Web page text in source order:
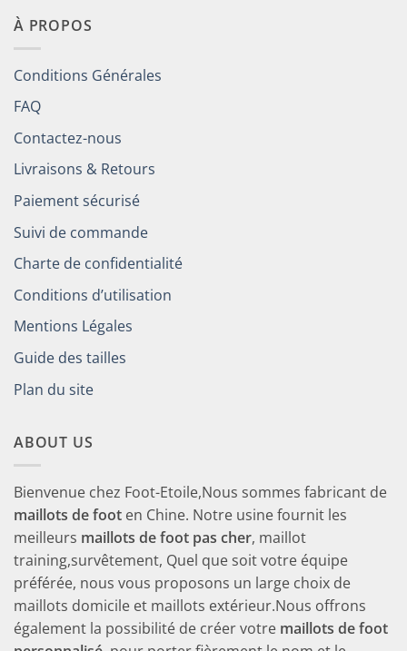
À PROPOS
Conditions Générales
FAQ
Contactez-nous
Livraisons & Retours
Paiement sécurisé
Suivi de commande
Charte de confidentialité
Conditions d’utilisation
Mentions Légales
Guide des tailles
Plan du site
ABOUT US
Bienvenue chez Foot-Etoile,Nous sommes fabricant de
maillots de foot en Chine. Notre usine fournit les
meilleurs maillots de foot pas cher, maillot
training,survêtement, Quel que soit votre équipe
préférée, nous vous proposons un large choix de
maillots domicile et maillots extérieur.Nous offrons
également la possibilité de créer votre maillots de foot